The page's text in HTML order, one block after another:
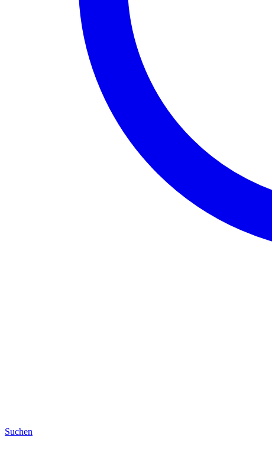
Suchen